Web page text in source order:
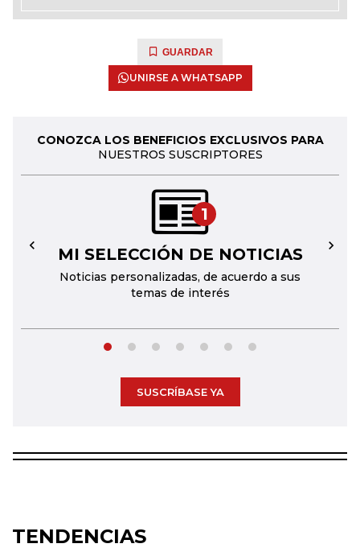
GUARDAR
UNIRSE A WHATSAPP
CONOZCA LOS BENEFICIOS EXCLUSIVOS PARA
NUESTROS SUSCRIPTORES
1
MI SELECCIÓN DE NOTICIAS
Noticias personalizadas, de acuerdo a sus
temas de interés
← →
SUSCRÍBASE YA
TENDENCIAS